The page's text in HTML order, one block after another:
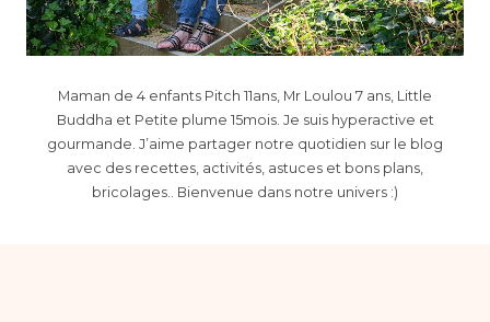
Maman de 4 enfants Pitch 11ans, Mr Loulou 7 ans, Little
Buddha et Petite plume 15mois. Je suis hyperactive et
gourmande. J’aime partager notre quotidien sur le blog
avec des recettes, activités, astuces et bons plans,
bricolages.. Bienvenue dans notre univers :)